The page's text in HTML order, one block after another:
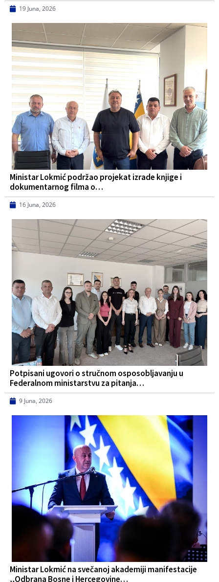
19 Juna, 2026
Ministar Lokmić podržao projekat izrade knjige i
dokumentarnog filma o…
16 Juna, 2026
Potpisani ugovori o stručnom osposobljavanju u
Federalnom ministarstvu za pitanja…
9 Juna, 2026
Ministar Lokmić na svečanoj akademiji manifestacije
,,Odbrana Bosne i Hercegovine…